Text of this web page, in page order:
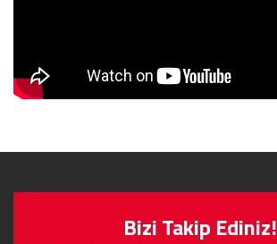
Bizi Takip Ediniz!